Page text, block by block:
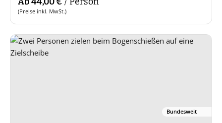
(Preise inkl. MwSt.)
Bundesweit